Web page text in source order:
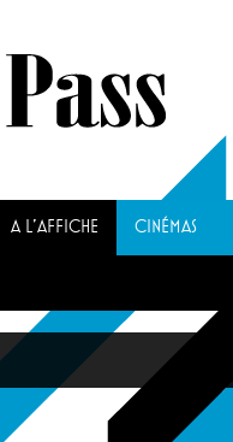
A L'AFFICHE CINÉMAS